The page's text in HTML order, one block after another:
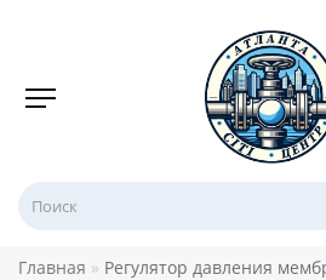
Главная Регулятор давления